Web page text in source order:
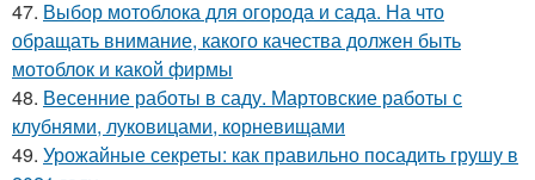
47. Выбор мотоблока для огорода и сада. На что
обращать внимание, какого качества должен быть
мотоблок и какой фирмы
48. Весенние работы в саду. Мартовские работы с
клубнями, луковицами, корневищами
49. Урожайные секреты: как правильно посадить грушу в